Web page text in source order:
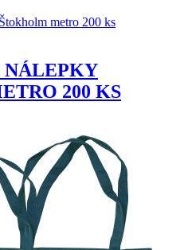
NÁLEPKY
200 KS